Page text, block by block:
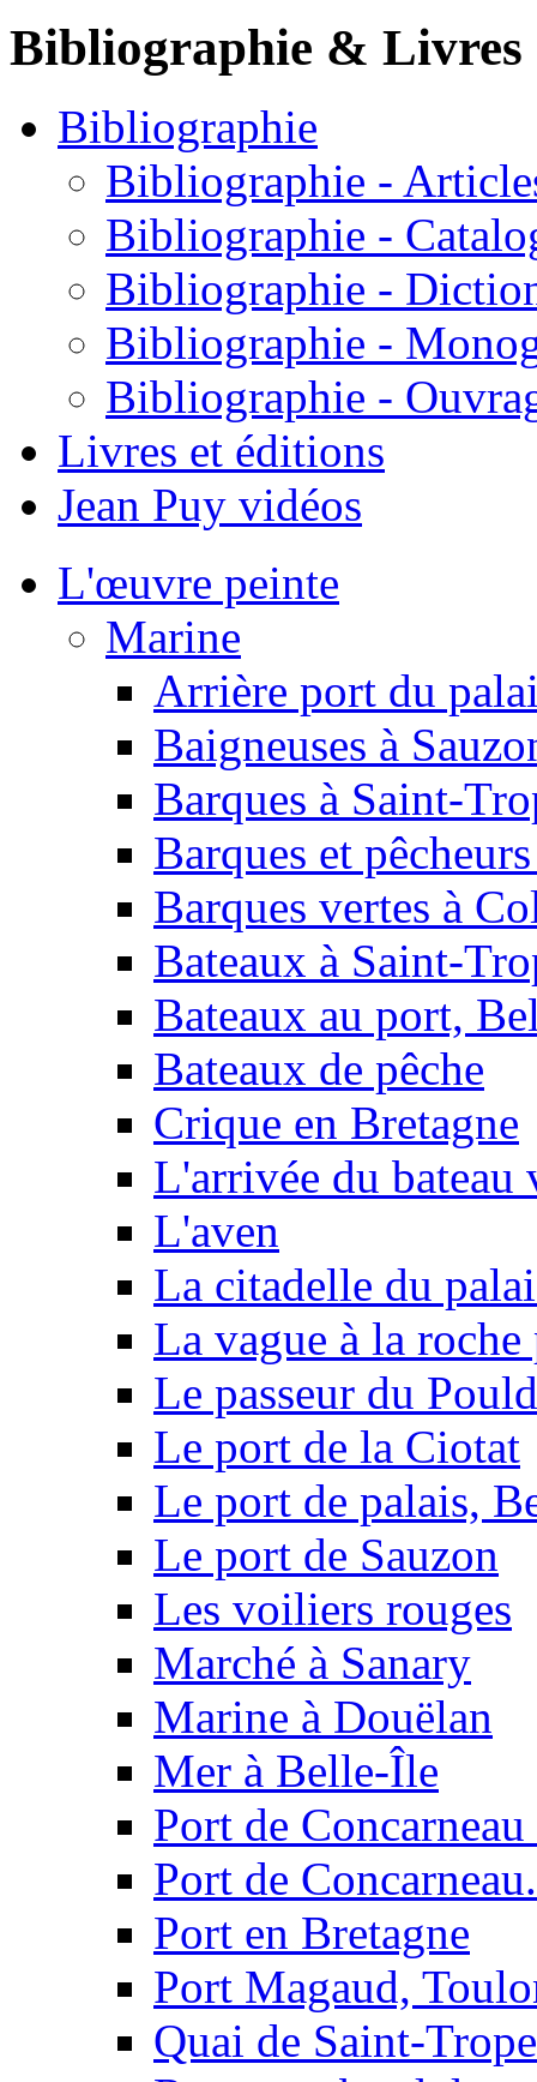
Bibliographie & Livres
Bibliographie
Bibliographie -
Bibliographie -
Bibliographie -
Bibliographie -
Bibliographie -
Livres et éditions
Jean Puy vidéos
L'œuvre peinte
Marine
Arrière port du
Baigneuses à
Barques à Saint-
Barques et
Barques vertes à
Bateaux à Saint-
Bateaux au port,
Bateaux de pêche
Crique en Bretagne
L'arrivée du bateau
L'aven
La citadelle du
La vague à la roche
Le passeur du
Le port de la Ciotat
Le port de palais,
Le port de Sauzon
Les voiliers rouges
Marché à Sanary
Marine à Douëlan
Mer à Belle-Île
Port de
Port de
Port en Bretagne
Port Magaud,
Quai de Saint-